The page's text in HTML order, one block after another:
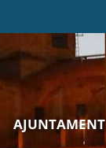
AJUNTAMENT